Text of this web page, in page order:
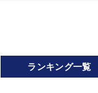
ランキング一覧